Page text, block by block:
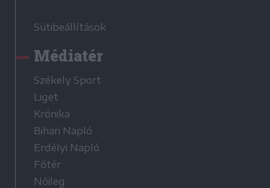
Sütibeállítások
Médiatér
Székely Sport
Liget
Krónika
Bihari Napló
Erdélyi Napló
Főtér
Nőileg